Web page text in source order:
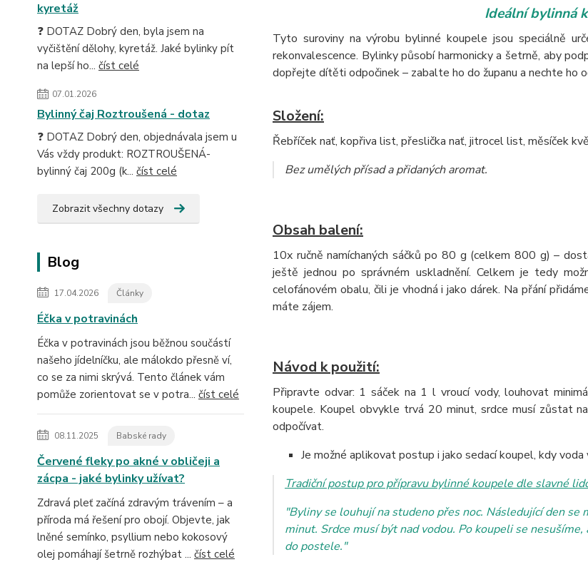
kyretáž
❓ DOTAZ Dobrý den, byla jsem na
vyčištění dělohy, kyretáž. Jaké bylinky pít
na lepší ho... číst celé
07.01.2026
Bylinný čaj Roztroušená - dotaz
❓ DOTAZ Dobrý den, objednávala jsem u
Vás vždy produkt: ROZTROUŠENÁ-
bylinný čaj 200g (k... číst celé
Zobrazit všechny dotazy
Blog
17.04.2026 Články
Éčka v potravinách
Éčka v potravinách jsou běžnou součástí
našeho jídelníčku, ale málokdo přesně ví,
co se za nimi skrývá. Tento článek vám
pomůže zorientovat se v potra... číst celé
08.11.2025 Babské rady
Červené fleky po akné v obličeji a
zácpa - jaké bylinky užívat?
Zdravá pleť začíná zdravým trávením – a
příroda má řešení pro obojí. Objevte, jak
lněné semínko, psyllium nebo kokosový
olej pomáhají šetrně rozhýbat ... číst celé
Ideální bylinná
Tyto suroviny na výrobu bylinné koupele jsou speciálně
rekonvalescence. Bylinky působí harmonicky a šetrně, aby
dopřejte dítěti odpočinek – zabalte ho do županu a nechte ho
Složení:
Řebříček nať, kopřiva list, přeslička nať, jitrocel list, měsíček
Bez umělých přísad a přidaných aromat.
Obsah balení:
10x ručně namíchaných sáčků po 80 g (celkem 800 g) –
ještě jednou po správném uskladnění. Celkem je tedy
celofánovém obalu, čili je vhodná i jako dárek. Na přání
máte zájem.
Návod k použití:
Připravte odvar: 1 sáček na 1 l vroucí vody, louhovat
koupele. Koupel obvykle trvá 20 minut, srdce musí zůstat
odpočívat.
Je možné aplikovat postup i jako sedací koupel, kdy
Tradiční postup pro přípravu bylinné koupele dle slavné
"Byliny se louhují na studeno přes noc. Následující den
minut. Srdce musí být nad vodou. Po koupeli se
do postele."